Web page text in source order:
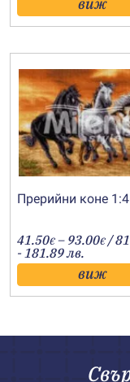
Прерийни коне 1:4
41.50€ – 93.00€ /
- 181.89 лв.
виж